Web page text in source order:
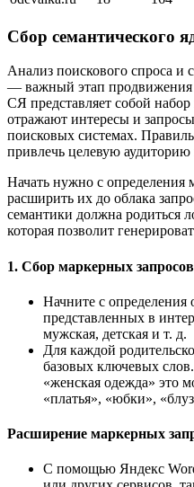
Сбор семантического
Анализ поискового спроса и
— важный этап продвижения
СЯ представляет собой
отражают интересы и
поисковых системах.
привлечь целевую
Начать нужно с определения
расширить их до облака
семантики должна родиться
которая позволит
1. Сбор маркерных запросов
Начните с определения
представленных в
мужская, детская и т. д.
Для каждой
базовых ключевых
«женская одежда» это
«платья», «юбки»,
Расширение маркерных
С помощью Яндекс